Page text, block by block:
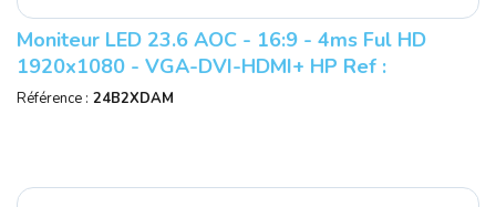
Moniteur LED 23.6 AOC - 16:9 - 4ms Ful HD
1920x1080 - VGA-DVI-HDMI+ HP Ref :
24B2XDAM 3 Ans De Garantie Sur Site.
Référence : 24B2XDAM